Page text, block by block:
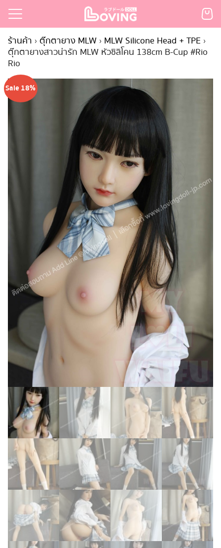
Skip
content
ก
for:
ร้านค้า › ตุ๊กตายาง MLW › MLW Silicone Head + TPE ›
ตุ๊กตายางสาวน่ารัก MLW หัวซิลิโคน 138cm B-Cup #Rio
Rio
Sale 18%